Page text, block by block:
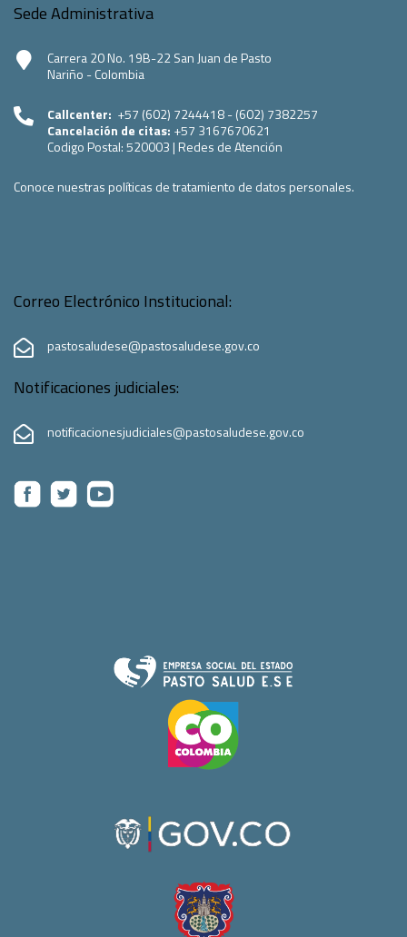
Sede Administrativa
Carrera 20 No. 19B-22 San Juan de Pasto
Nariño - Colombia
Callcenter: +57 (602) 7244418 - (602) 7382257
Cancelación de citas: +57 3167670621
Codigo Postal:520003 | Redes de Atención
Conoce nuestras políticas de tratamiento de datos personales.
Correo Electrónico Institucional:
pastosaludese@pastosaludese.gov.co
Notificaciones judiciales:
notificacionesjudiciales@pastosaludese.gov.co